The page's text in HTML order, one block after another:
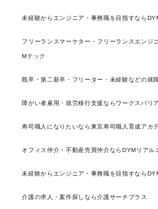
未経験からエンジニア・事務職を目指すなら
フリーランスマーケター・フリーランスエンジ
Mテック
既卒・第二新卒・フリーター・未経験などの就
障がい者雇用・就労移行支援ならワークスバリ
寿司職人になりたいなら東京寿司職人育成アカ
オフィス仲介・不動産売買仲介ならDYMリアル
未経験からエンジニア・事務職を目指すなら
介護の求人・案件探しなら介護サーチプラス